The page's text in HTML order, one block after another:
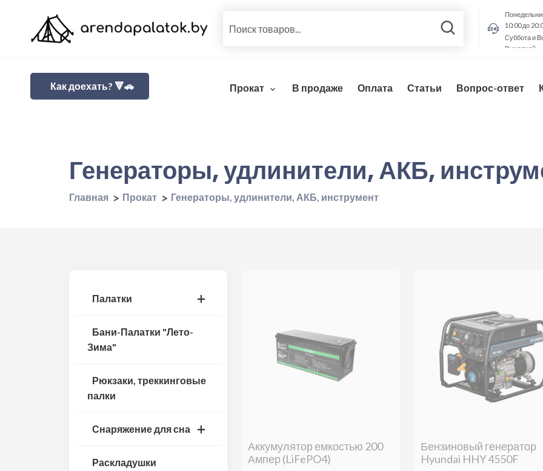
10:00 до
Суббота и
Выходной
Как доехать? 🔻🚗 Прокат В продаже Оплата Статьи Вопрос-ответ
Генераторы, удлинители, АКБ,
Главная Прокат Генераторы, удлинители, АКБ, инструмент
Палатки
Бани-Палатки "Лето-
Зима"
Рюкзаки, треккинговые
палки
Снаряжение для сна
Раскладушки
Аккумулятор емкостью 200
Ампер (LiFePO4)
Бензиновый генератор
Hyundai HHY 4550F